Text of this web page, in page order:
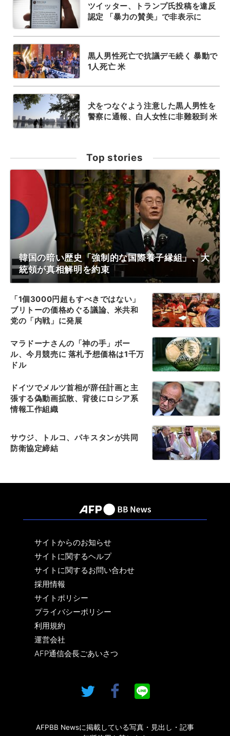
ツイッター、トランプ氏投稿を違反
認定 「暴力の賛美」で非表示に
黒人男性死亡で抗議デモ続く 暴動で
1人死亡 米
犬をつなぐよう注意した黒人男性を
警察に通報、白人女性に非難殺到 米
Top stories
韓国の暗い歴史「強制的な国際養子縁組」、大
統領が真相解明を約束
「1個3000円超もすべきではない」
ブリトーの価格めぐる議論、米共和
党の「内戦」に発展
マラドーナさんの「神の手」ボー
ル、今月競売に 落札予想価格は1千万
ドル
ドイツでメルツ首相が辞任計画と主
張する偽動画拡散、背後にロシア系
情報工作組織
サウジ、トルコ、パキスタンが共同
防衛協定締結
サイトからのお知らせ
サイトに関するヘルプ
サイトに関するお問い合わせ
採用情報
サイトポリシー
プライバシーポリシー
利用規約
運営会社
AFP通信会長ごあいさつ
AFPBB Newsに掲載している写真・見出し・記事